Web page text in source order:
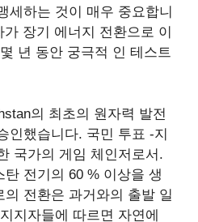
세하는 것이 매우 중요합니
장기 에너지 전환으로 이
년 동안 궁극적 인 테스트
의 최초의 원자력 발전
인했습니다. 국민 투표 -지
국가의 게임 체인저로서.
전기의 60 % 이상을 생
전환은 과거와의 출발 일
지자들에 따르면 자연에